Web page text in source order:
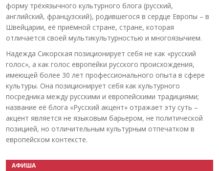
форму трёхязычного культурного блога (русский,
английский, французский), родившегося в сердце Европы – в
Швейцарии, её приёмной стране, стране, которая
отличается своей мультикультурностью и многоязычием.
Надежда Сикорская позиционирует себя не как «русский
голос», а как голос европейки русского происхождения,
имеющей более 30 лет профессионального опыта в сфере
культуры. Она позиционирует себя как культурного
посредника между русскими и европейскими традициями;
название её блога «Русский акцент» отражает эту суть –
акцент является не языковым барьером, не политической
позицией, но отличительным культурным отпечатком в
европейском контексте.
АФИША